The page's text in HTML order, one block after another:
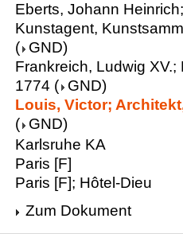
Eberts, Johann
Kunstagent,
( GND)
Frankreich, Ludwig XV.;
1774 ( GND)
Louis, Victor;
( GND)
Karlsruhe KA
Paris [F]
Paris [F]; Hôtel-Dieu
Zum Dokument